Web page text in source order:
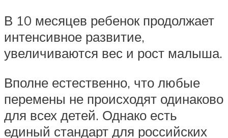
В 10 месяцев ребенок продолжает
интенсивное развитие,
увеличиваются вес и рост малыша.
Вполне естественно, что любые
перемены не происходят одинаково
для всех детей. Однако есть
единый стандарт для российских